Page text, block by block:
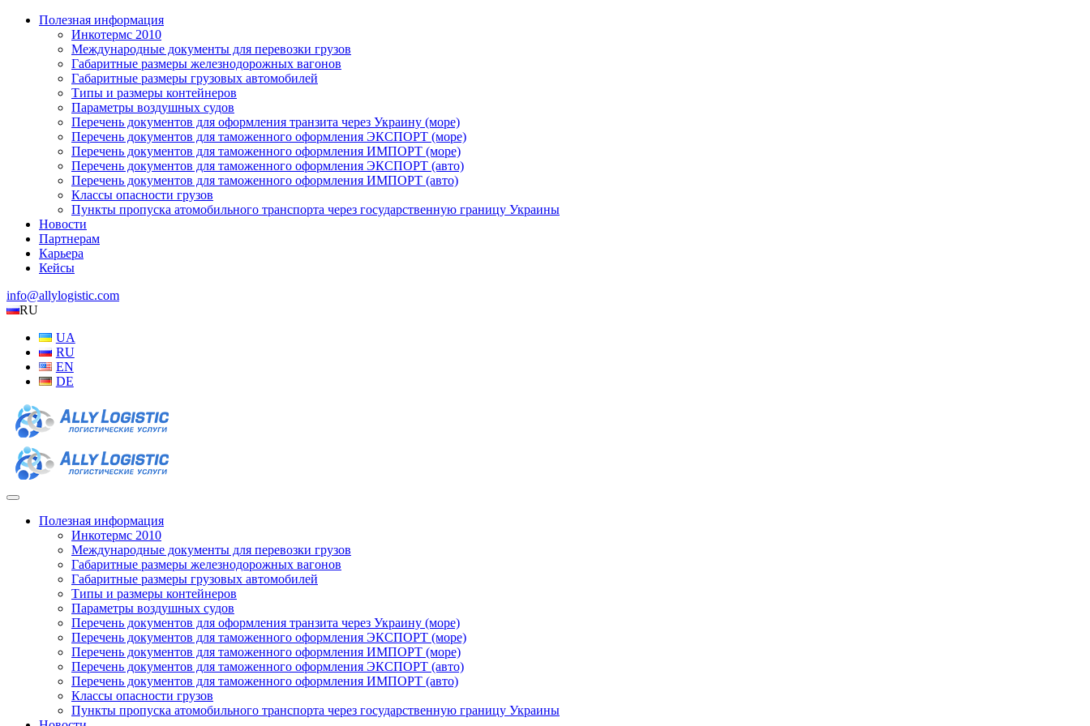
Полезная информация
Инкотермс 2010
Международные документы для перевозки грузов
Габаритные размеры железнодорожных вагонов
Габаритные размеры грузовых автомобилей
Типы и размеры контейнеров
Параметры воздушных судов
Перечень документов для оформления транзита через Украину (море)
Перечень документов для таможенного оформления ЭКСПОРТ (море)
Перечень документов для таможенного оформления ИМПОРТ (море)
Перечень документов для таможенного оформления ЭКСПОРТ (авто)
Перечень документов для таможенного оформления ИМПОРТ (авто)
Классы опасности грузов
Пункты пропуска атомобильного транспорта через государственную границу Украины
Новости
Партнерам
Карьера
Кейсы
info@allylogistic.com
RU
UA
RU
EN
DE
Полезная информация
Инкотермс 2010
Международные документы для перевозки грузов
Габаритные размеры железнодорожных вагонов
Габаритные размеры грузовых автомобилей
Типы и размеры контейнеров
Параметры воздушных судов
Перечень документов для оформления транзита через Украину (море)
Перечень документов для таможенного оформления ЭКСПОРТ (море)
Перечень документов для таможенного оформления ИМПОРТ (море)
Перечень документов для таможенного оформления ЭКСПОРТ (авто)
Перечень документов для таможенного оформления ИМПОРТ (авто)
Классы опасности грузов
Пункты пропуска атомобильного транспорта через государственную границу Украины